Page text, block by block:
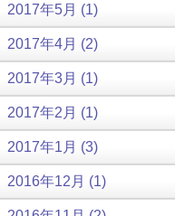
2017年5月 (1)
2017年4月 (2)
2017年3月 (1)
2017年2月 (1)
2017年1月 (3)
2016年12月 (1)